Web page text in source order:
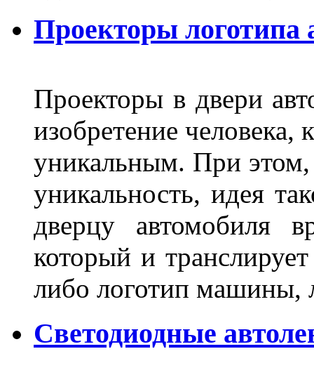
Проекторы логотипа
Проекторы в двери
изобретение человека,
уникальным. При этом,
уникальность, идея
дверцу автомобиля
который и
либо логотип машины,
Светодиодные